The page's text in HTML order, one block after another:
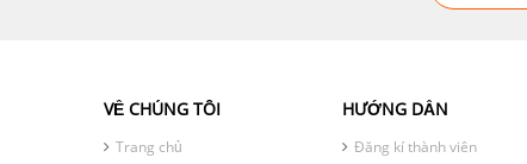
VỀ CHÚNG TÔI
Trang chủ
HƯỚNG DẪN
Đăng kí thành viên